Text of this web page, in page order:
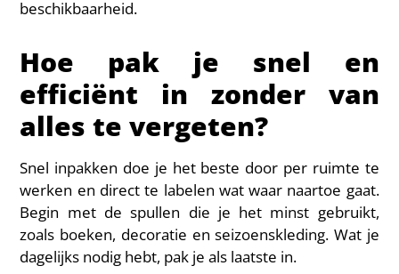
beschikbaarheid.
Hoe pak je snel en
efficiënt in zonder van
alles te vergeten?
Snel inpakken doe je het beste door per ruimte te
werken en direct te labelen wat waar naartoe gaat.
Begin met de spullen die je het minst gebruikt,
zoals boeken, decoratie en seizoenskleding. Wat je
dagelijks nodig hebt, pak je als laatste in.